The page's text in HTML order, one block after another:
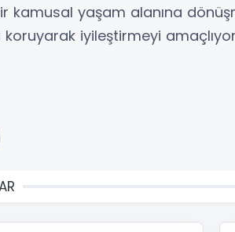
kamusal yaşam alanına
koruyarak iyileştirmeyi